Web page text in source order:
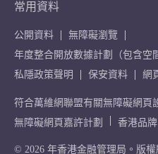
常用資料
公開資料
無障礙瀏覽
年度整合開放數據計劃（包含空
私隱政策聲明
保安資料 網
符合萬維網聯盟有關無障礙網頁
無障礙網頁嘉許計劃
香港品牌
© 2026 年香港金融管理局。版權